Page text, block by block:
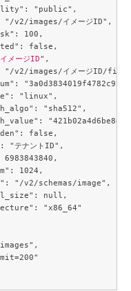
イメージID",